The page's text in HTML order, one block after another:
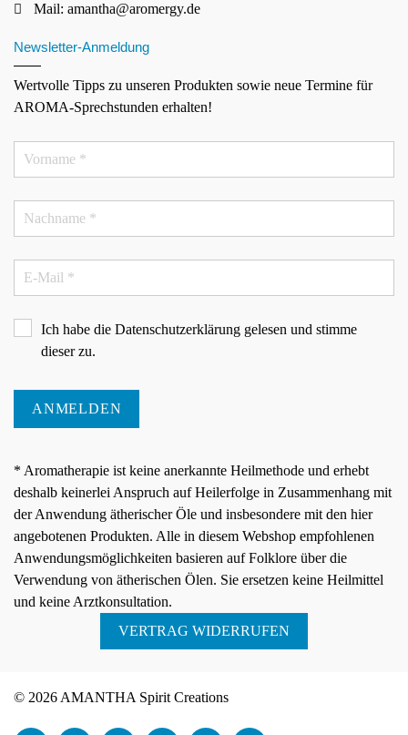
Mail: amantha@aromergy.de
Newsletter-Anmeldung
Wertvolle Tipps zu unseren Produkten sowie neue Termine für
AROMA-Sprechstunden erhalten!
Ich habe die Datenschutzerklärung gelesen und stimme
dieser zu.
ANMELDEN
* Aromatherapie ist keine anerkannte Heilmethode und erhebt
deshalb keinerlei Anspruch auf Heilerfolge in Zusammenhang mit
der Anwendung ätherischer Öle und insbesondere mit den hier
angebotenen Produkten. Alle in diesem Webshop empfohlenen
Anwendungsmöglichkeiten basieren auf Folklore über die
Verwendung von ätherischen Ölen. Sie ersetzen keine Heilmittel
und keine Arztkonsultation.
VERTRAG WIDERRUFEN
© 2026 AMANTHA Spirit Creations